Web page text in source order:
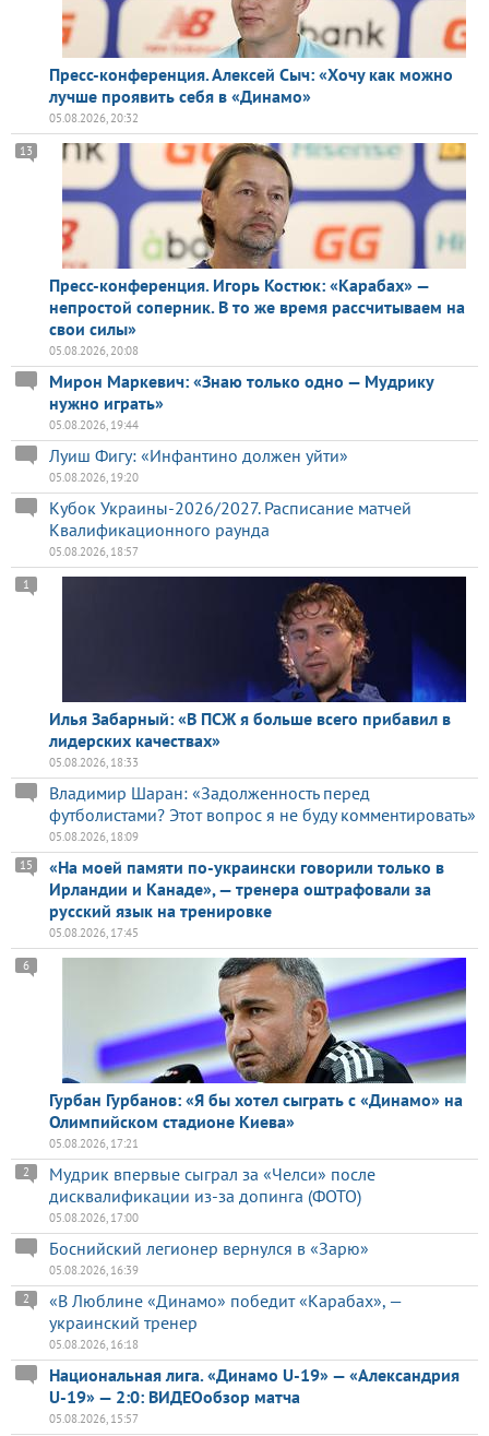
Пресс-конференция. Алексей Сыч: «Хочу как можно
лучше проявить себя в «Динамо»
05.08.2026, 20:32
Пресс-конференция. Игорь Костюк: «Карабах» —
непростой соперник. В то же время рассчитываем на
свои силы»
13
05.08.2026, 20:08
Мирон Маркевич: «Знаю только одно — Мудрику
нужно играть»
05.08.2026, 19:44
Луиш Фигу: «Инфантино должен уйти»
05.08.2026, 19:20
Кубок Украины-2026/2027. Расписание матчей
Квалификационного раунда
05.08.2026, 18:57
Илья Забарный: «В ПСЖ я больше всего прибавил в
лидерских качествах»
1
05.08.2026, 18:33
Владимир Шаран: «Задолженность перед
футболистами? Этот вопрос я не буду комментировать»
05.08.2026, 18:09
«На моей памяти по-украински говорили только в
Ирландии и Канаде», — тренера оштрафовали за
русский язык на тренировке
15
05.08.2026, 17:45
Гурбан Гурбанов: «Я бы хотел сыграть с «Динамо» на
Олимпийском стадионе Киева»
6
05.08.2026, 17:21
Мудрик впервые сыграл за «Челси» после
дисквалификации из-за допинга (ФОТО)
2
05.08.2026, 17:00
Боснийский легионер вернулся в «Зарю»
05.08.2026, 16:39
«В Люблине «Динамо» победит «Карабах», —
украинский тренер
2
05.08.2026, 16:18
Национальная лига. «Динамо U-19» — «Александрия
U-19» — 2:0: ВИДЕОобзор матча
05.08.2026, 15:57